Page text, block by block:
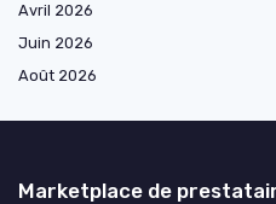
Avril 2026
Juin 2026
Août 2026
Marketplace de